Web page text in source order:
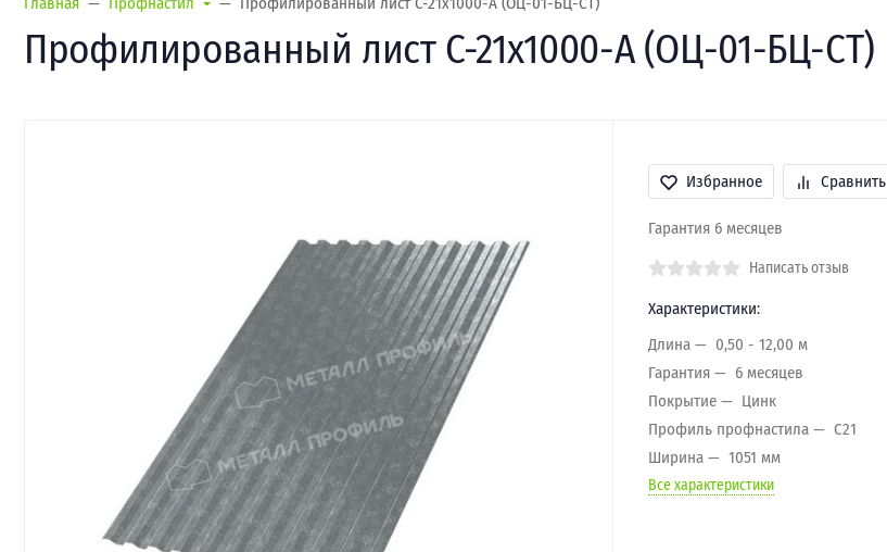
Профилированный лист С-21х1000-A (ОЦ-01-БЦ-СТ)
Избранное Сравнить
Гарантия 6 месяцев
Написать отзыв
Характеристики:
Длина
0,50 - 12,00 м
Гарантия
6 месяцев
Покрытие
Цинк
Профиль профнастила
C21
Ширина
1051 мм
Все характеристики